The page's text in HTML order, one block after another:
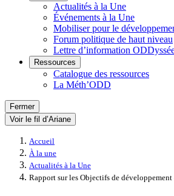
Actualités à la Une
Événements à la Une
Mobiliser pour le
Forum politique de haut niveau
Lettre d’information
Ressources
Catalogue des ressources
La Méth’ODD
Fermer
Voir le fil d’Ariane
Accueil
À la une
Actualités à la Une
Rapport sur les Objectifs de